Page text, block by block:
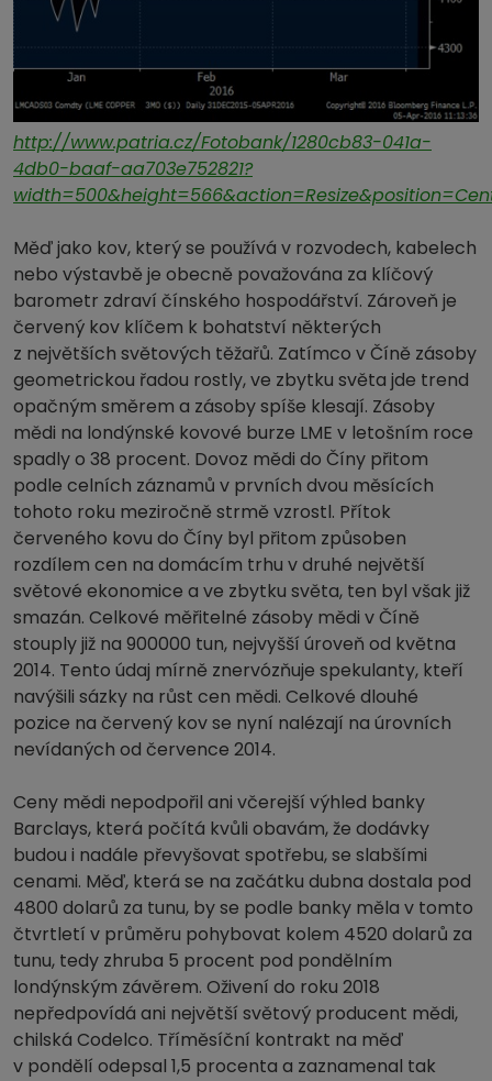
http://www.patria.cz/Fotobank/1280cb83-041a-
4db0-baaf-aa703e752821?
Měď jako kov, který se používá v rozvodech, kabelech
nebo výstavbě je obecně považována za klíčový
barometr zdraví čínského hospodářství. Zároveň je
červený kov klíčem k bohatství některých
z největších světových těžařů. Zatímco v Číně zásoby
geometrickou řadou rostly, ve zbytku světa jde trend
opačným směrem a zásoby spíše klesají. Zásoby
mědi na londýnské kovové burze LME v letošním roce
spadly o 38 procent. Dovoz mědi do Číny přitom
podle celních záznamů v prvních dvou měsících
tohoto roku meziročně strmě vzrostl. Přítok
červeného kovu do Číny byl přitom způsoben
rozdílem cen na domácím trhu v druhé největší
světové ekonomice a ve zbytku světa, ten byl však již
smazán. Celkové měřitelné zásoby mědi v Číně
stouply již na 900000 tun, nejvyšší úroveň od května
2014. Tento údaj mírně znervózňuje spekulanty, kteří
navýšili sázky na růst cen mědi. Celkové dlouhé
pozice na červený kov se nyní nalézají na úrovních
nevídaných od července 2014.
Ceny mědi nepodpořil ani včerejší výhled banky
Barclays, která počítá kvůli obavám, že dodávky
budou i nadále převyšovat spotřebu, se slabšími
cenami. Měď, která se na začátku dubna dostala pod
4800 dolarů za tunu, by se podle banky měla v tomto
čtvrtletí v průměru pohybovat kolem 4520 dolarů za
tunu, tedy zhruba 5 procent pod pondělním
londýnským závěrem. Oživení do roku 2018
nepředpovídá ani největší světový producent mědi,
chilská Codelco. Tříměsíční kontrakt na měď
v pondělí odepsal 1,5 procenta a zaznamenal tak